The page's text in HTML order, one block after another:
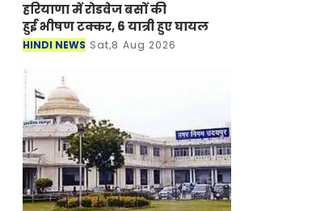
हरियाणा में रोडवेज बसों की
हुई भीषण टक्कर, 6 यात्री हुए घायल
HINDI NEWS Sat,8 Aug 2026